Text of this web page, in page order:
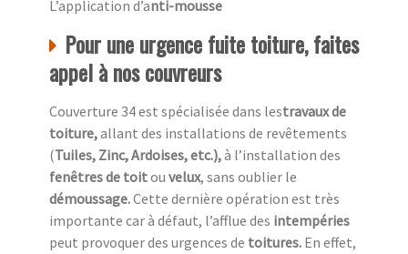
L’application d’anti-mousse
Pour une urgence fuite toiture, faites
appel à nos couvreurs
Couverture 34 est spécialisée dans lestravaux de
toiture,allant des installations de revêtements
(Tuiles, Zinc, Ardoises, etc.),à l’installation des
fenêtres de toitou velux, sans oublier le
démoussage.Cette dernière opération est très
importante car à défaut, l’afflue des intempéries
peut provoquer des urgences de toitures. En effet,